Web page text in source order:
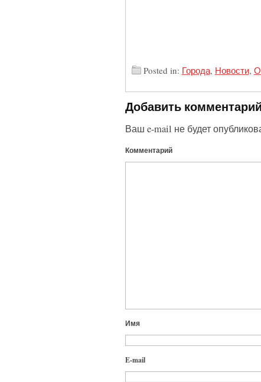
Posted in: Города, Новости,
Добавить комментарий
Ваш e-mail не будет
Комментарий
Имя
E-mail